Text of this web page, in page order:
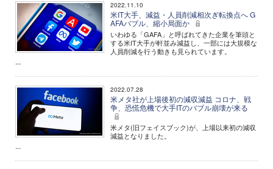
2022.11.10
米IT大手、減益・人員削減相次ぎ転換点へ G
AFAバブル、縮小局面か
いわゆる「GAFA」と呼ばれてきた企業を筆頭と
する米IT大手が軒並み減益し、一部には大規模な
人員削減を行う動きも見られています。
...
2022.07.28
米メタ社が上場後初の減収減益 コロナ、戦
争、恐慌危機で大手ITのバブル崩壊が来る
米メタ(旧フェイスブック)が、上場以来初の減収
減益となりました。
...